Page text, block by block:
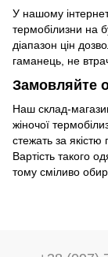
У нашому
термобілизни на
діапазон цін
гаманець, не
Замовляйте
Наш склад-
жіночої
стежать за якістю
Вартість такого
тому сміливо